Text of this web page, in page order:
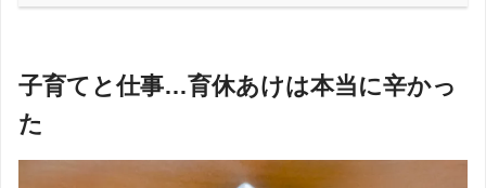
子育てと仕事…育休あけは本当に辛かっ
た